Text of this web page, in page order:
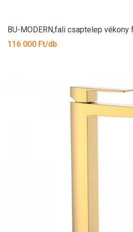
BU-MODERN,fali csaptelep
116 000 Ft/db